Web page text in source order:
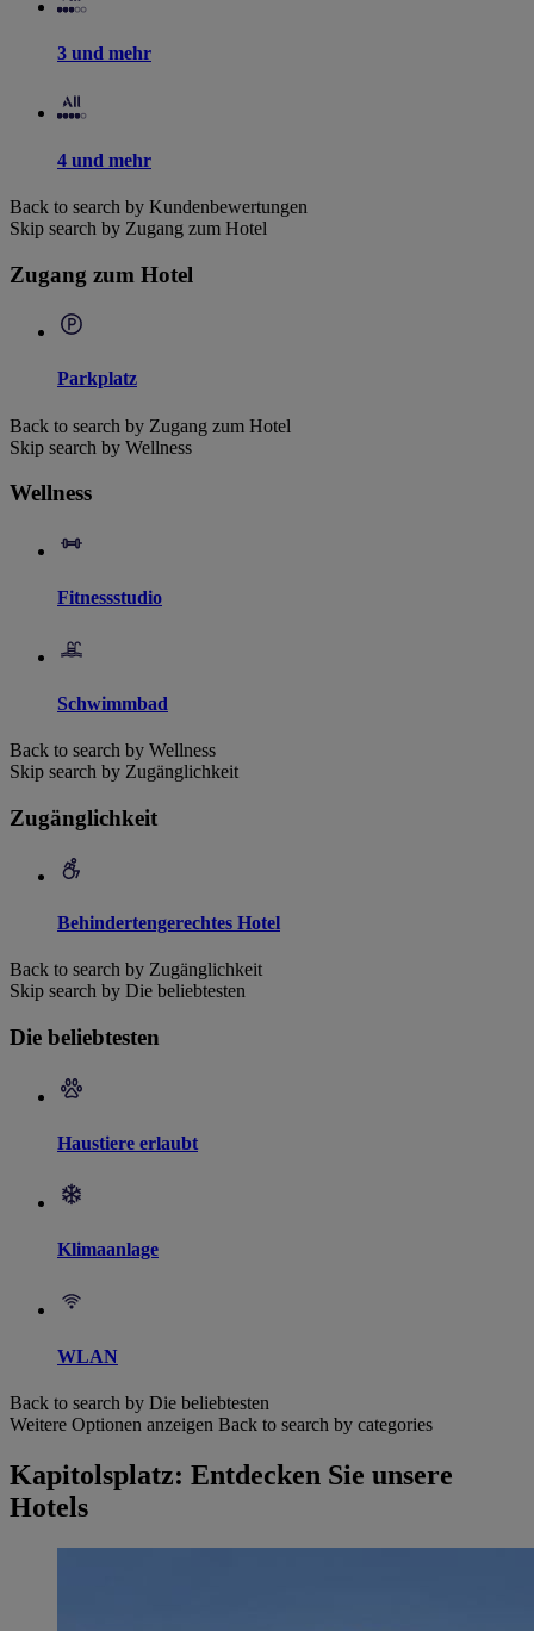
3 und mehr
4 und mehr
Back to search by Kundenbewertungen
Skip search by Zugang zum Hotel
Zugang zum Hotel
Parkplatz
Back to search by Zugang zum Hotel
Skip search by Wellness
Wellness
Fitnessstudio
Schwimmbad
Back to search by Wellness
Skip search by Zugänglichkeit
Zugänglichkeit
Behindertengerechtes Hotel
Back to search by Zugänglichkeit
Skip search by Die beliebtesten
Die beliebtesten
Haustiere erlaubt
Klimaanlage
WLAN
Back to search by Die beliebtesten
Weitere Optionen anzeigen Back to search by categories
Kapitolsplatz: Entdecken Sie unsere
Hotels